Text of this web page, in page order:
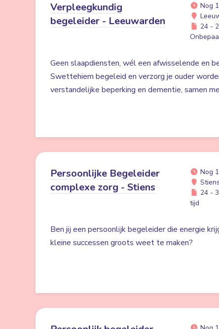
Verpleegkundig
begeleider - Leeuwarden
Nog
24 -
Geen slaapdiensten, wél een afwisselende en
Swettehiem begeleid en verzorg je ouder
verstandelijke beperking en dementie, samen
Persoonlijke Begeleider
complexe zorg - Stiens
Nog
Stiens
24 -
tijd
Ben jij een persoonlijk begeleider die energie
kleine successen groots weet te maken?